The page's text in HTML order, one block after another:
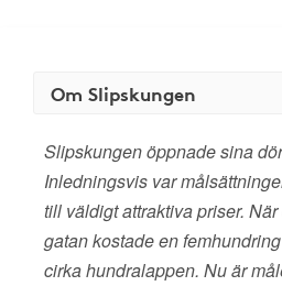
Om Slipskungen
Slipskungen öppnade sina
Inledningsvis var
till väldigt attraktiva priser.
gatan kostade en
cirka hundralappen. Nu är